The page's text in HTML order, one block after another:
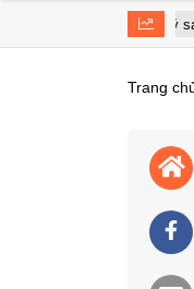
gần 120 tỷ sau nửa năm
Trang